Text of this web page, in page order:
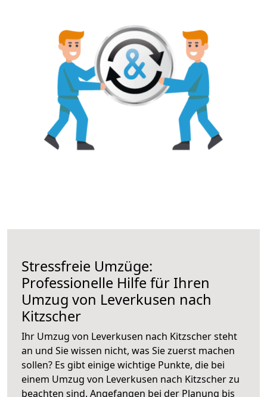
Stressfreie Umzüge:
Professionelle Hilfe für Ihren
Umzug von Leverkusen nach
Kitzscher
Ihr Umzug von Leverkusen nach Kitzscher steht
an und Sie wissen nicht, was Sie zuerst machen
sollen? Es gibt einige wichtige Punkte, die bei
einem Umzug von Leverkusen nach Kitzscher zu
beachten sind. Angefangen bei der Planung bis